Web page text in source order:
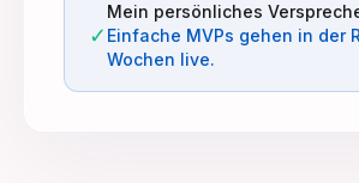
✓
Mein persönliches
Einfache MVPs gehen in der
Wochen live.